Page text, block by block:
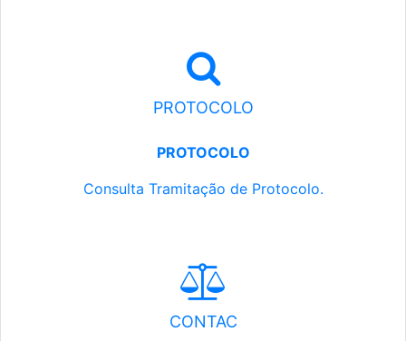
PROTOCOLO
PROTOCOLO
Consulta Tramitação de Protocolo.
CONTAC